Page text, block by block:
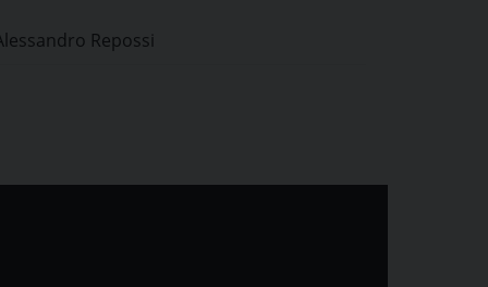
Repossi